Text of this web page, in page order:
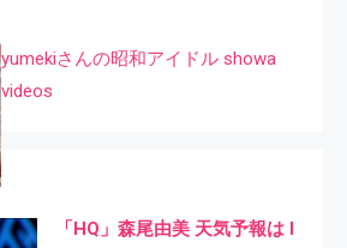
yumekiさんの昭和アイドル showa
videos
「HQ」森尾由美 天気予報は I